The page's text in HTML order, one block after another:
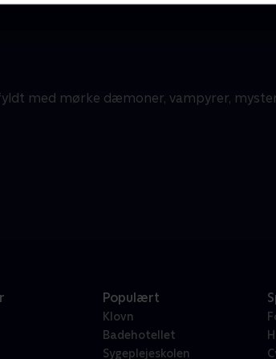
med mørke dæmoner, vampyrer,
Populært
Klovn
Badehotellet
Sygeplejeskolen